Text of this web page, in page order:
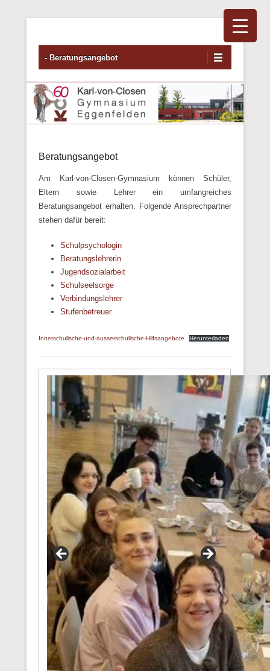
Primäres Menü
Zum Inhalt wechseln
- Beratungsangebot
Beratungsangebot
Am Karl-von-Closen-Gymnasium können Schüler,
Eltern sowie Lehrer ein umfangreiches
Beratungsangebot erhalten. Folgende Ansprechpartner
stehen dafür bereit:
Schulpsychologin
Beratungslehrerin
Jugendsozialarbeit
Schulseelsorge
Verbindungslehrer
Stufenbetreuer
Innerschulische-und-ausserschulische-Hilfsangebote Herunterladen